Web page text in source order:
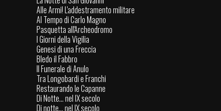
Alle Armi! L'addestramento militare
Al Tempo di Carlo Magno
Pasquetta all'Archeodromo
I Giorni della Vigilia
Genesi di una Freccia
Bledo il Fabbro
Il Funerale di Anulo
Tra Longobardi e Franchi
Restaurando le Capanne
Di Notte... nel IX secolo
Di notte... nel IX secolo